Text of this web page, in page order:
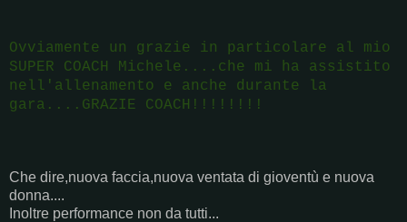
Ovviamente un grazie in particolare al mio
SUPER COACH Michele....che mi ha assistito
nell'allenamento e anche durante la
gara....GRAZIE COACH!!!!!!!!
Che dire,nuova faccia,nuova ventata di gioventù e nuova
donna....
Inoltre performance non da tutti...